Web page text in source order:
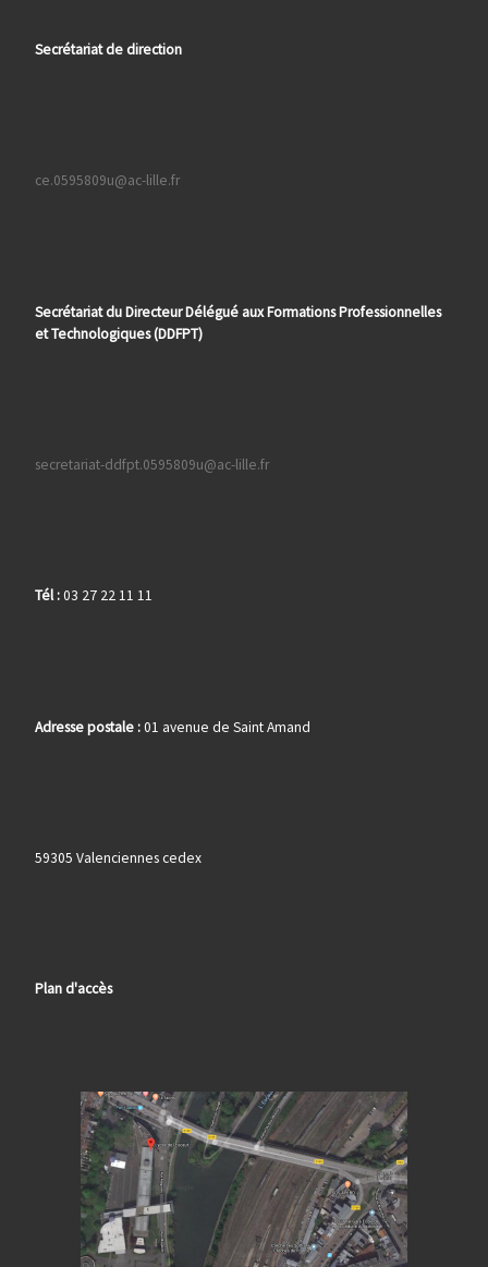
Secrétariat de direction
ce.0595809u@ac-lille.fr
Secrétariat du Directeur Délégué aux FormationsProfessionnelles
et Technologiques (DDFPT)
secretariat-ddfpt.0595809u@ac-lille.fr
Tél :03 27 22 11 11
Adresse postale :01 avenue de Saint Amand
59305 Valenciennes cedex
Plan d'accès